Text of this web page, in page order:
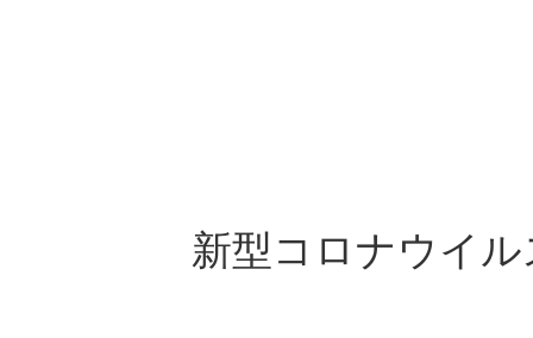
新型コロナウイ